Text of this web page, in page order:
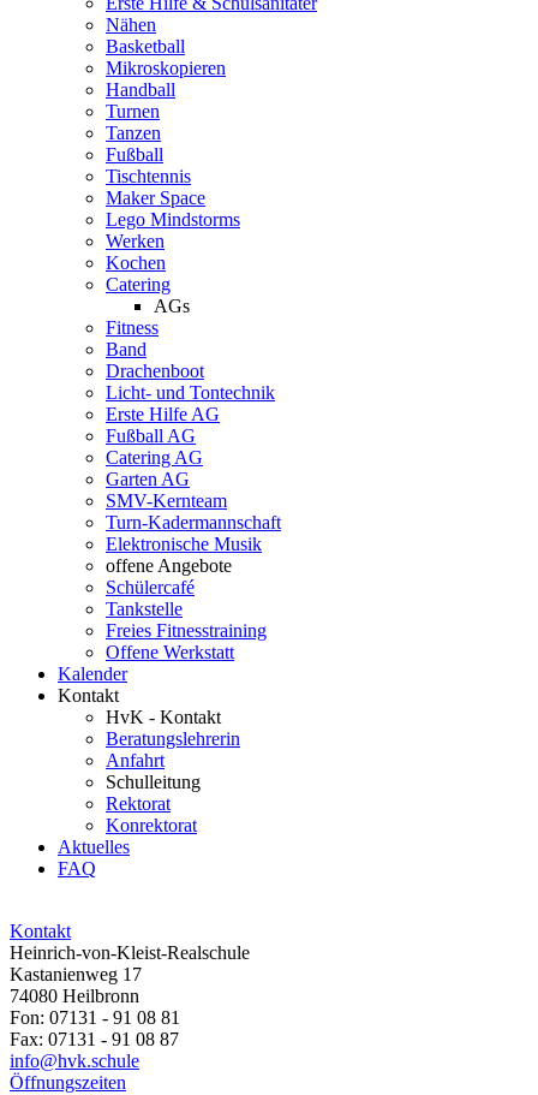
Nähen
Basketball
Mikroskopieren
Handball
Turnen
Tanzen
Fußball
Tischtennis
Maker Space
Lego Mindstorms
Werken
Kochen
Catering
AGs
Fitness
Band
Drachenboot
Licht- und Tontechnik
Erste Hilfe AG
Fußball AG
Catering AG
Garten AG
SMV-Kernteam
Turn-Kadermannschaft
Elektronische Musik
offene Angebote
Schülercafé
Tankstelle
Freies Fitnesstraining
Offene Werkstatt
Kalender
Kontakt
HvK - Kontakt
Beratungslehrerin
Anfahrt
Schulleitung
Rektorat
Konrektorat
Aktuelles
FAQ
Kontakt
Heinrich-von-Kleist-Realschule
Kastanienweg 17
74080 Heilbronn
Fon: 07131 - 91 08 81
Fax: 07131 - 91 08 87
info@hvk.schule
Öffnungszeiten